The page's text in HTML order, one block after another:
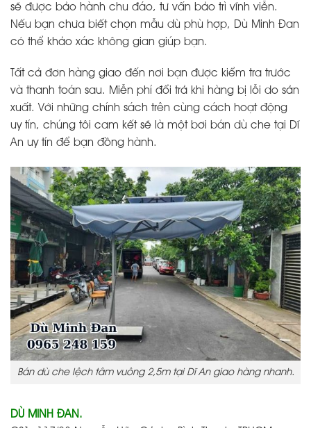
sẽ được bảo hành chu đáo, tư vấn bảo trì vĩnh viễn.
Nếu bạn chưa biết chọn mẫu dù phù hợp, Dù Minh Đan
có thể khảo xác không gian giúp bạn.
Tất cả đơn hàng giao đến nơi bạn được kiểm tra trước
và thanh toán sau. Miễn phí đổi trả khi hàng bị lỗi do sản
xuất. Với những chính sách trên cùng cách hoạt động
uy tín, chúng tôi cam kết sẽ là một bơi bán dù che tại Dĩ
An uy tín để bạn đồng hành.
Bán dù che lệch tâm vuông 2,5m tại Dĩ An giao hàng nhanh.
DÙ MINH ĐAN.